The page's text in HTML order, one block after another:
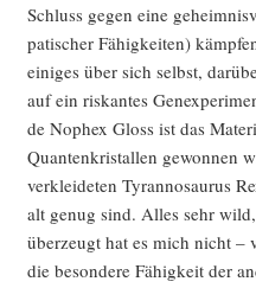
Schluss gegen eine
pa­ti­scher Fähig­kei­ten)
eini­ges über sich selbst,
auf ein ris­kan­tes
de Nophex Gloss ist das
Quan­ten­kris­tal­len gewon­nen
ver­klei­de­ten Tyran­no­sau­rus
alt genug sind. Alles sehr
über­zeugt hat es mich nicht –
die beson­de­re Fähig­keit der